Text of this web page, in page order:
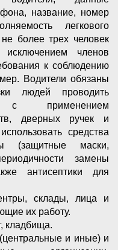
название, номер
легкового
более трех человек
членов
к соблюдению
мер. Водители обязаны
людей проводить
применением
дверных ручек и
средства
(защитные маски,
замены
антисептики для
склады, лица и
их работу.
кладбища.
и иные) и